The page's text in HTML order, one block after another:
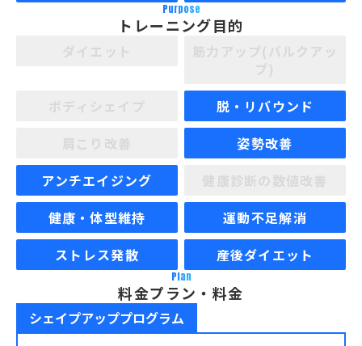
Purpose
トレーニング目的
脱・リバウンド
姿勢改善
アンチエイジング
健康・体型維持
運動不足解消
ストレス発散
産後ダイエット
Plan
料金プラン・料金
シェイプアッププログラム